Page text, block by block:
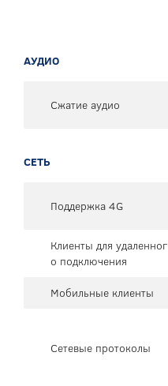
АУДИО
Сжатие аудио
СЕТЬ
Поддержка 4G
Клиенты для удаленног
о подключения
Мобильные клиенты
Сетевые протоколы